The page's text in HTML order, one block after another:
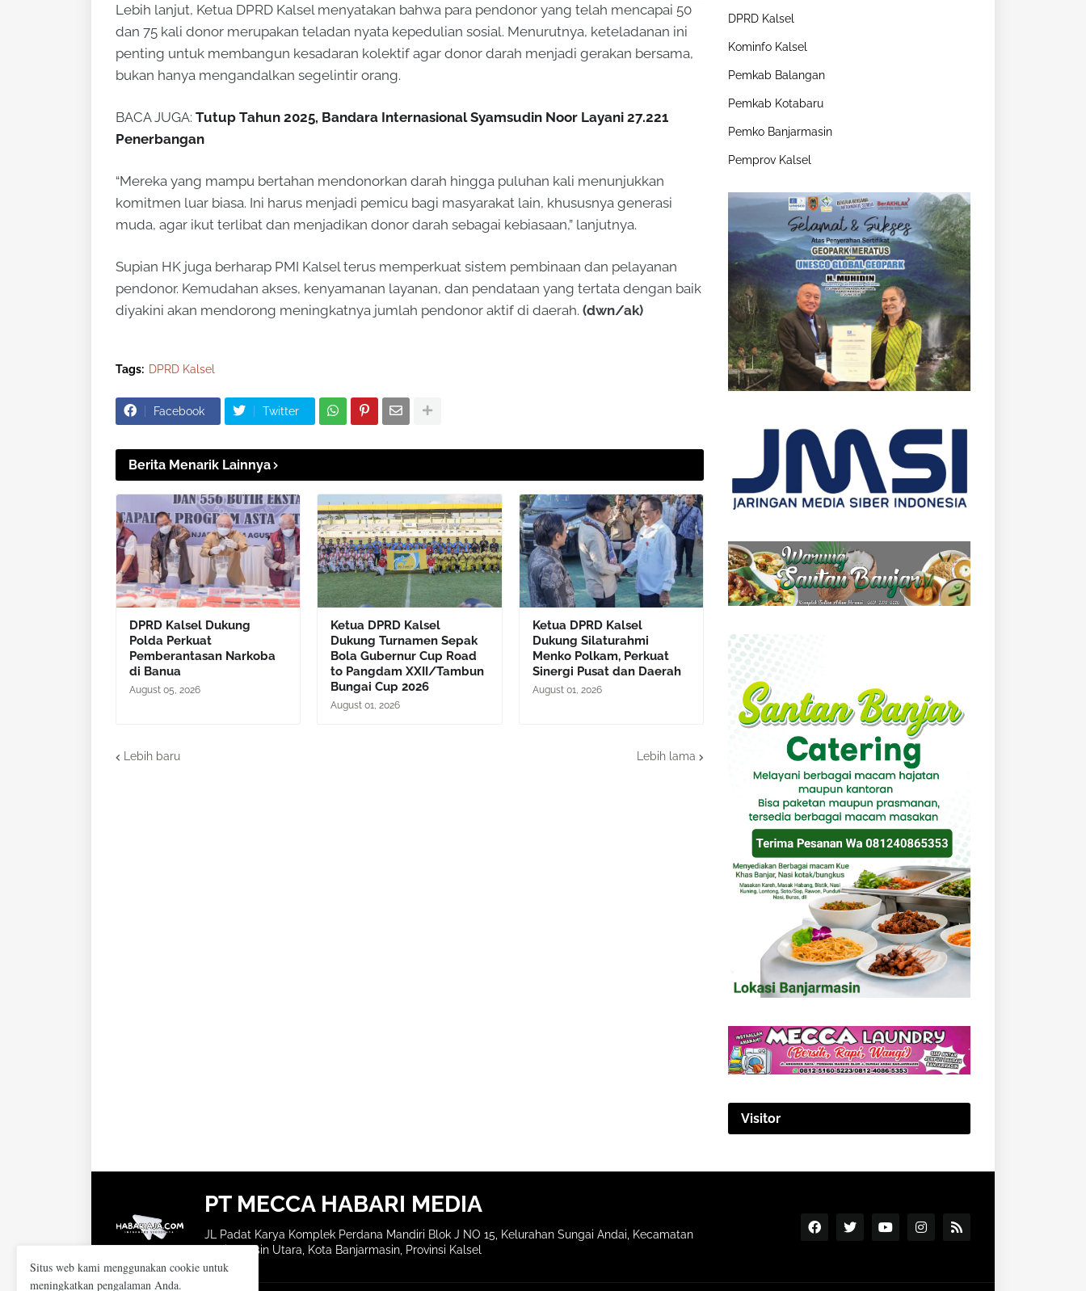
Lebih lanjut, Ketua DPRD Kalsel menyatakan bahwa para pendonor yang telah mencapai 50
dan 75 kali donor merupakan teladan nyata kepedulian sosial. Menurutnya, keteladanan ini
penting untuk membangun kesadaran kolektif agar donor darah menjadi gerakan bersama,
bukan hanya mengandalkan segelintir orang.
BACA JUGA: Tutup Tahun 2025, Bandara Internasional Syamsudin Noor Layani 27.221
Penerbangan
“Mereka yang mampu bertahan mendonorkan darah hingga puluhan kali menunjukkan
komitmen luar biasa. Ini harus menjadi pemicu bagi masyarakat lain, khususnya generasi
muda, agar ikut terlibat dan menjadikan donor darah sebagai kebiasaan,” lanjutnya.
Supian HK juga berharap PMI Kalsel terus memperkuat sistem pembinaan dan pelayanan
pendonor. Kemudahan akses, kenyamanan layanan, dan pendataan yang tertata dengan baik
diyakini akan mendorong meningkatnya jumlah pendonor aktif di daerah. (dwn/ak)
Tags: DPRD Kalsel
Facebook Twitter
Berita Menarik Lainnya
DPRD Kalsel Dukung
Polda Perkuat
Pemberantasan Narkoba
di Banua
August 05, 2026
Ketua DPRD Kalsel
Dukung Turnamen Sepak
Bola Gubernur Cup Road
to Pangdam XXII/Tambun
Bungai Cup 2026
August 01, 2026
Ketua DPRD Kalsel
Dukung Silaturahmi
Menko Polkam, Perkuat
Sinergi Pusat dan Daerah
August 01, 2026
Lebih baru Lebih lama
DPRD Kalsel
Kominfo Kalsel
Pemkab Balangan
Pemkab Kotabaru
Pemko Banjarmasin
Pemprov Kalsel
Visitor
PT MECCA HABARI MEDIA
JL Padat Karya Komplek Perdana Mandiri Blok J NO 15, Kelurahan Sungai Andai, Kecamatan
Banjarmasin Utara, Kota Banjarmasin, Provinsi Kalsel
Situs web kami menggunakan cookie untuk
meningkatkan pengalaman Anda.